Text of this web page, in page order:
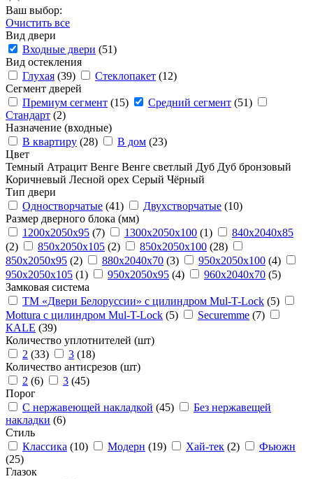
Ваш выбор:
Очистить все
Вид двери
Входные двери (51)
Вид остекления
Глухая (39) Стеклопакет (12)
Сегмент дверей
Премиум сегмент (15) Средний сегмент (51)
Стандарт (2)
Назначение (входные)
В квартиру (28) В дом (23)
Цвет
Темный Атрацит Венге Венге светлый Дуб Дуб бронзовый
Коричневый Лесной орех Серый Чёрный
Тип двери
Одностворчатые (41) Двухстворчатые (10)
Размер дверного блока (мм)
1200x2050x95 (7) 1300x2050x100 (1)
840x2040x85
(2)
850x2050x105 (2) 850x2050х100 (28)
850х2050х95 (2) 880x2040x70 (3) 950x2050x100 (4)
950x2050x105 (1) 950x2050x95 (4) 960x2040x70 (5)
Замковая система
ТМ «Двери Белоруссии» с цилиндром Mul-T-Lock (5)
Mottura с цилиндром Mul-T-Lock (5) Securemme (7)
КАLЕ (39)
Количество уплотнителей (шт)
2 (33) 3 (18)
Количество антисрезов (шт)
2 (6) 3 (45)
Порог
С нержавеющей накладкой (45)
Без нержавещей
накладки (6)
Стиль
Классика (10) Модерн (19) Хай-тек (2)
Фьюжн
(25)
Глазок